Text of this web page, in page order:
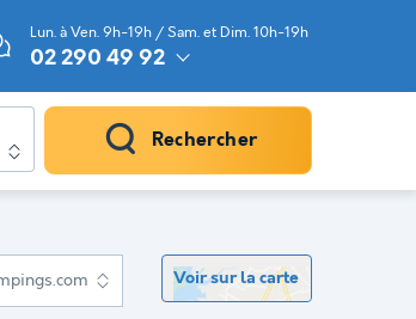
Lun. à Ven. 9h-19h / Sam. et Dim. 10h-19h
02 290 49 92
Rechercher
Voir sur la carte